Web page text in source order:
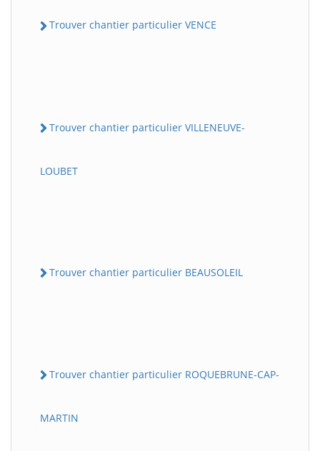
Trouver chantier particulier VENCE
Trouver chantier particulier VILLENEUVE-
LOUBET
Trouver chantier particulier BEAUSOLEIL
Trouver chantier particulier ROQUEBRUNE-CAP-
MARTIN